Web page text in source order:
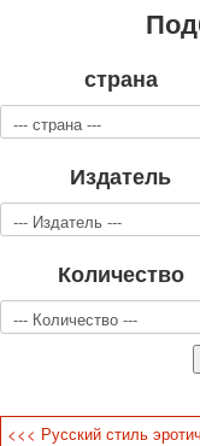
Комбинат Цветной Печати
Армия и полиция
Открытки
С Новым годом!
Поздравляю
Октябрьская революция
страна
Издатель
Количество
<<< Русский стиль